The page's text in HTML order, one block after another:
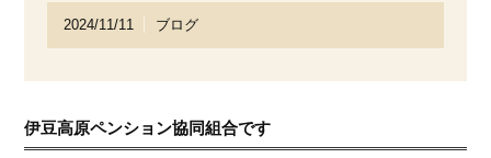
2024/11/11 ブログ
伊豆高原ペンション協同組合です